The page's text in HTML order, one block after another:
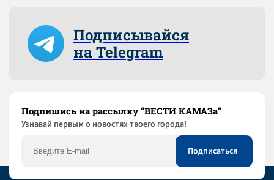
Подписывайся
на Telegram
Подпишись на рассылку “ВЕСТИ КАМАЗа”
Узнaвай первым о новостях твоего города!